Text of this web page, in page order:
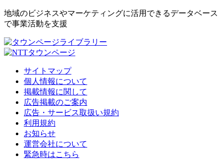
地域のビジネスやマーケティングに活用できるデータベース
で事業活動を支援
サイトマップ
個人情報について
掲載情報に関して
広告掲載のご案内
広告・サービス取扱い規約
利用規約
お知らせ
運営会社について
緊急時はこちら